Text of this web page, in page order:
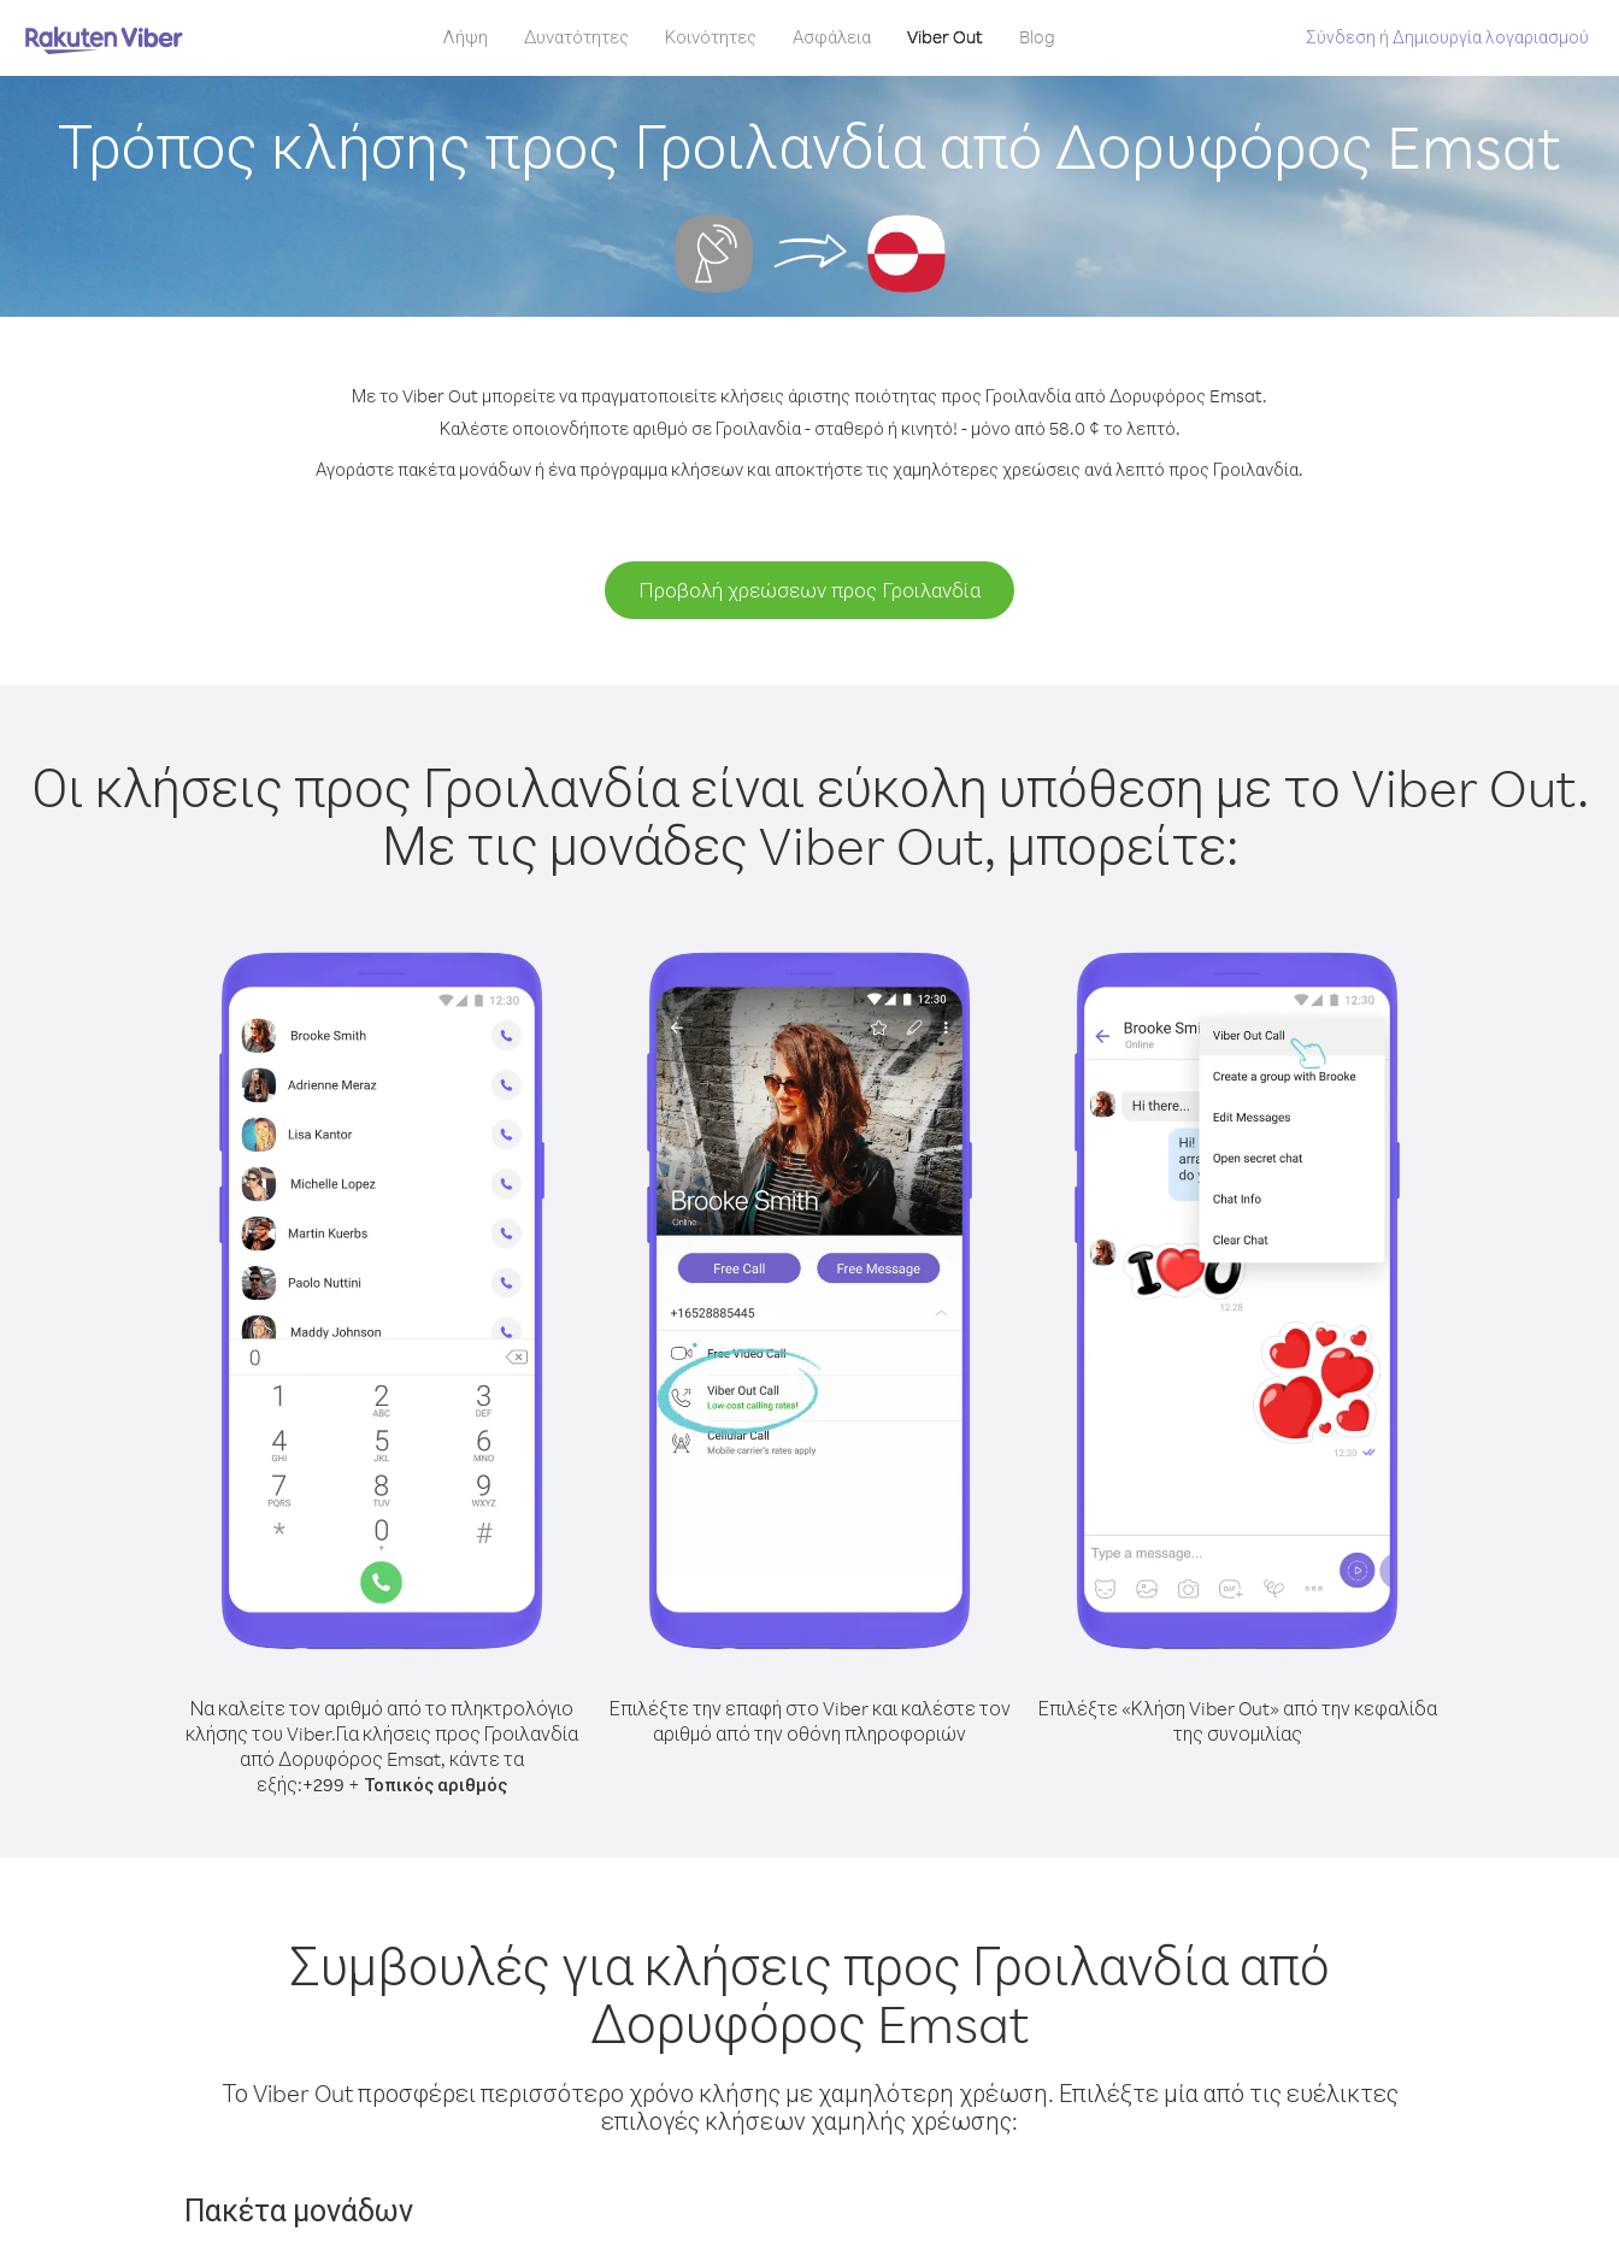
Λήψη Δυνατότητες Κοινότητες Ασφάλεια Viber Out Blog Σύνδεση ή Δημιουργία λογαριασμού
Τρόπος κλήσης προς Γροιλανδία από Δορυφόρος Emsat
Με το Viber Out μπορείτε να πραγματοποιείτε κλήσεις άριστης ποιότητας προς Γροιλανδία από Δορυφόρος Emsat.
Καλέστε οποιονδήποτε αριθμό σε Γροιλανδία - σταθερό ή κινητό! - μόνο από 58.0 ¢ το λεπτό.
Αγοράστε πακέτα μονάδων ή ένα πρόγραμμα κλήσεων και αποκτήστε τις χαμηλότερες χρεώσεις ανά λεπτό προς Γροιλανδία.
Προβολή χρεώσεων προς Γροιλανδία
Οι κλήσεις προς Γροιλανδία είναι εύκολη υπόθεση με το Viber Out.
Με τις μονάδες Viber Out, μπορείτε:
Να καλείτε τον αριθμό από το πληκτρολόγιο
κλήσης του Viber.Για κλήσεις προς Γροιλανδία
από Δορυφόρος Emsat, κάντε τα
εξής:+299 + Τοπικός αριθμός
Επιλέξτε την επαφή στο Viber και καλέστε τον
αριθμό από την οθόνη πληροφοριών
Επιλέξτε «Κλήση Viber Out» από την κεφαλίδα
της συνομιλίας
Συμβουλές για κλήσεις προς Γροιλανδία από
Δορυφόρος Emsat
Το Viber Out προσφέρει περισσότερο χρόνο κλήσης με χαμηλότερη χρέωση. Επιλέξτε μία από τις ευέλικτες
επιλογές κλήσεων χαμηλής χρέωσης:
Πακέτα μονάδων